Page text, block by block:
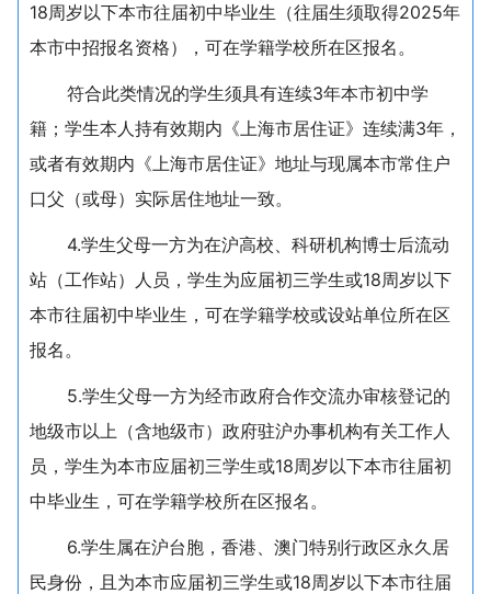
18周岁以下本市往届初中毕业生（往届生须取得2025年
本市中招报名资格），可在学籍学校所在区报名。
符合此类情况的学生须具有连续3年本市初中学
籍；学生本人持有效期内《上海市居住证》连续满3年，
或者有效期内《上海市居住证》地址与现属本市常住户
口父（或母）实际居住地址一致。
4.学生父母一方为在沪高校、科研机构博士后流动
站（工作站）人员，学生为应届初三学生或18周岁以下
本市往届初中毕业生，可在学籍学校或设站单位所在区
报名。
5.学生父母一方为经市政府合作交流办审核登记的
地级市以上（含地级市）政府驻沪办事机构有关工作人
员，学生为本市应届初三学生或18周岁以下本市往届初
中毕业生，可在学籍学校所在区报名。
6.学生属在沪台胞，香港、澳门特别行政区永久居
民身份，且为本市应届初三学生或18周岁以下本市往届